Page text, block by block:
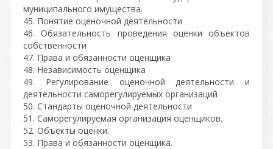
муниципального имущества.
45. Понятие оценочной деятельности
46. Обязательность проведения оценки объектов
собственности
47. Права и обязанности оценщика
48. Независимость оценщика
49. Регулирование оценочной деятельности и
деятельности саморегулируемых организаций
50. Стандарты оценочной деятельности
51. Саморегулируемая организация оценщиков.
52. Объекты оценки.
53. Права и обязанности оценщика.